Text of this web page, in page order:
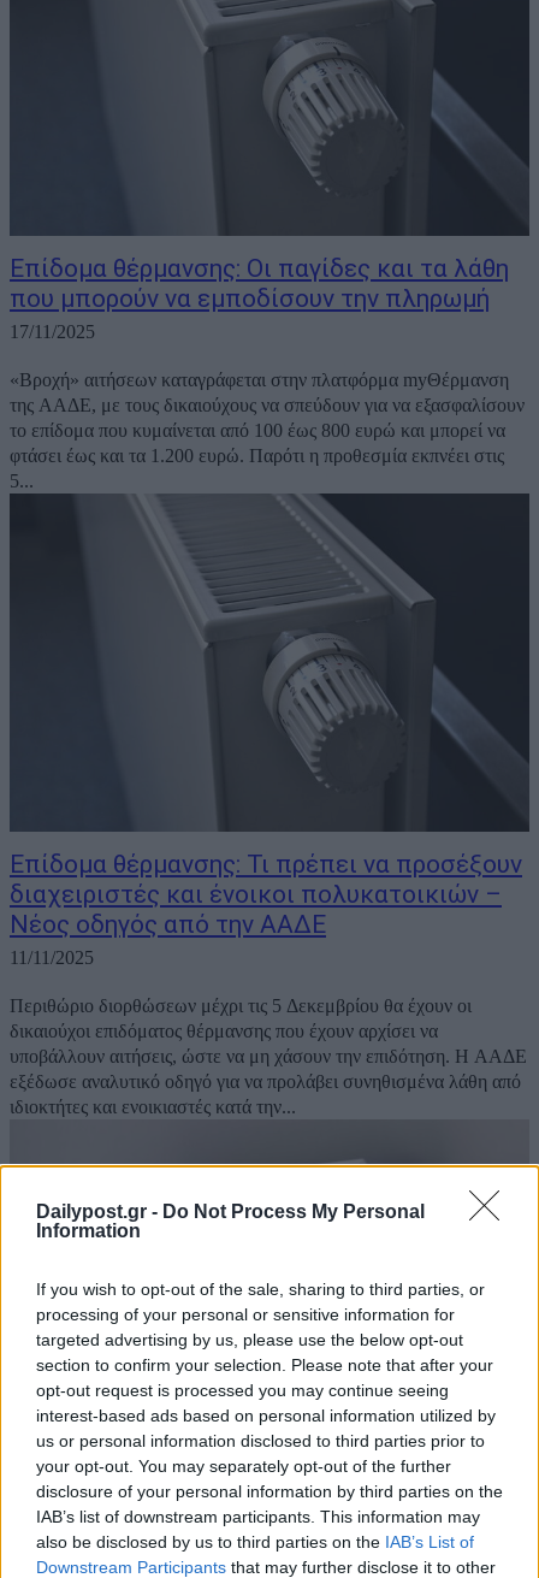
Dailypost.gr - Do Not Process My Personal
Information
If you wish to opt-out of the sale, sharing to third parties, or
processing of your personal or sensitive information for
targeted advertising by us, please use the below opt-out
section to confirm your selection. Please note that after your
opt-out request is processed you may continue seeing
interest-based ads based on personal information utilized by
us or personal information disclosed to third parties prior to
your opt-out. You may separately opt-out of the further
disclosure of your personal information by third parties on the
IAB’s list of downstream participants. This information may
also be disclosed by us to third parties on the IAB’s List of
Downstream Participants that may further disclose it to other
Επίδομα θέρμανσης: Οι παγίδες και τα λάθη
που μπορούν να εμποδίσουν την πληρωμή
17/11/2025
«Βροχή» αιτήσεων καταγράφεται στην πλατφόρμα myΘέρμανση
της ΑΑΔΕ, με τους δικαιούχους να σπεύδουν για να εξασφαλίσουν
το επίδομα που κυμαίνεται από 100 έως 800 ευρώ και μπορεί να
φτάσει έως και τα 1.200 ευρώ. Παρότι η προθεσμία εκπνέει στις
5...
Επίδομα θέρμανσης: Τι πρέπει να προσέξουν
διαχειριστές και ένοικοι πολυκατοικιών –
Νέος οδηγός από την ΑΑΔΕ
11/11/2025
Περιθώριο διορθώσεων μέχρι τις 5 Δεκεμβρίου θα έχουν οι
δικαιούχοι επιδόματος θέρμανσης που έχουν αρχίσει να
υποβάλλουν αιτήσεις, ώστε να μη χάσουν την επιδότηση. Η ΑΑΔΕ
εξέδωσε αναλυτικό οδηγό για να προλάβει συνηθισμένα λάθη από
ιδιοκτήτες και ενοικιαστές κατά την...
Επίδομα θέρμανσης: Από σήμερα έως και 5
Δεκεμβρίου η υποβολή των αιτήσεων – Όλη
η διαδικασία